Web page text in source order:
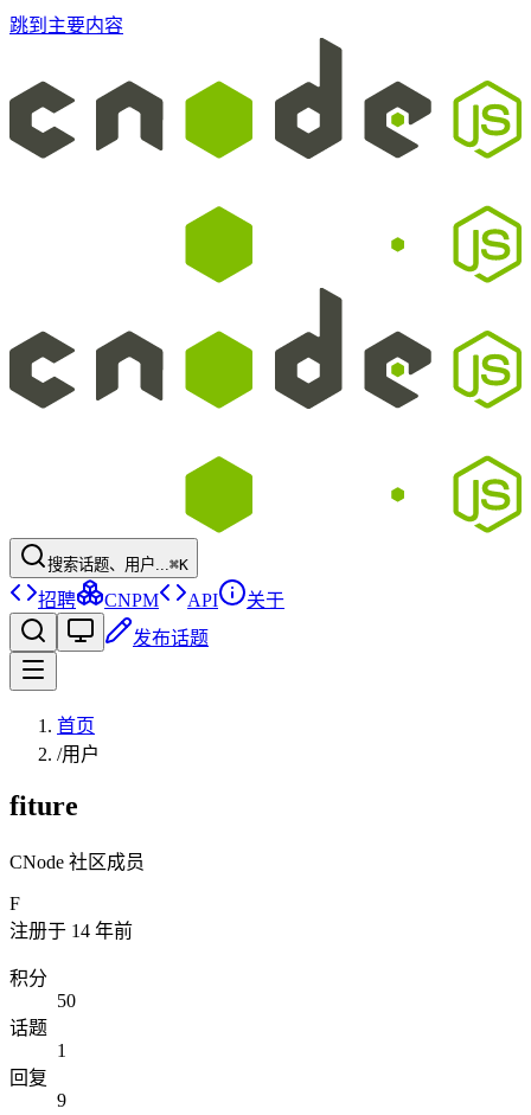
跳到主要内容
搜索话题、用户...⌘K
招聘 CNPM API
关于
发布话题
首页
/用户
fiture
CNode 社区成员
F
注册于 14 年前
积分
50
话题
1
回复
9